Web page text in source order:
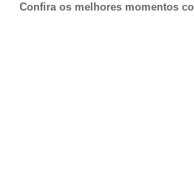
Confira os melhores momentos